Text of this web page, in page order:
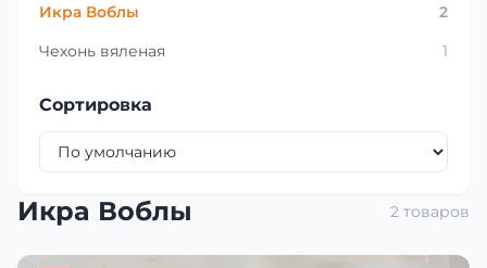
Икра Воблы
2
Чехонь вяленая
1
Сортировка
Икра Воблы 2 товаров